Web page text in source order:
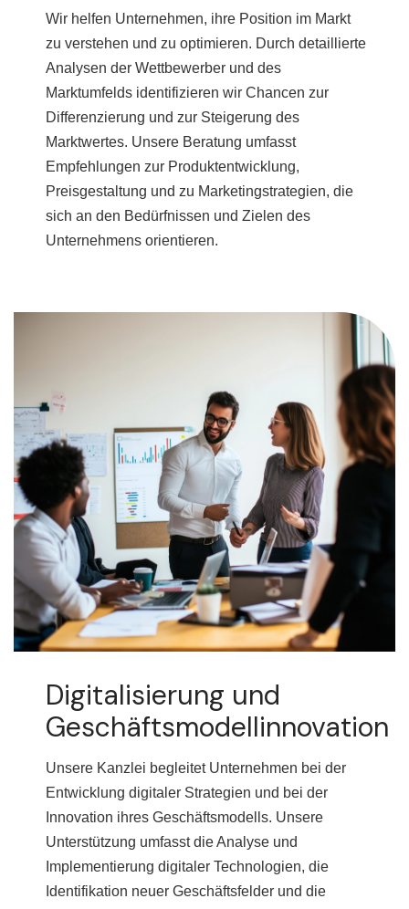
Wir helfen Unternehmen, ihre Position im Markt
zu verstehen und zu optimieren. Durch detaillierte
Analysen der Wettbewerber und des
Marktumfelds identifizieren wir Chancen zur
Differenzierung und zur Steigerung des
Marktwertes. Unsere Beratung umfasst
Empfehlungen zur Produktentwicklung,
Preisgestaltung und zu Marketingstrategien, die
sich an den Bedürfnissen und Zielen des
Unternehmens orientieren.
Digitalisierung und
Geschäftsmodellinnovation
Unsere Kanzlei begleitet Unternehmen bei der
Entwicklung digitaler Strategien und bei der
Innovation ihres Geschäftsmodells. Unsere
Unterstützung umfasst die Analyse und
Implementierung digitaler Technologien, die
Identifikation neuer Geschäftsfelder und die